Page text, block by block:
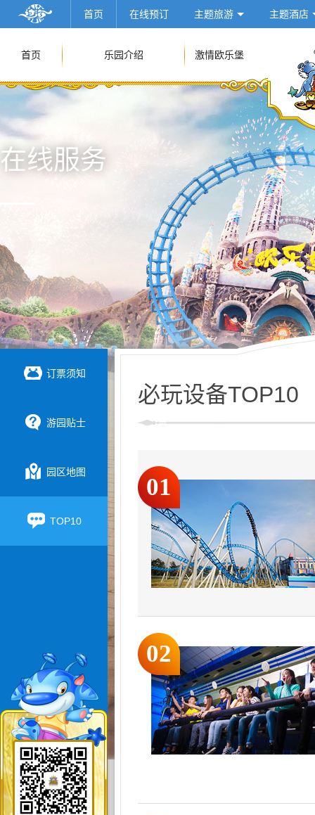
首页 在线预订 主题旅游 主题酒店
首页 乐园介绍 激情欧乐堡
订票须知
游园贴士
园区地图
TOP10
在线服务
必玩设备TOP10
01
02